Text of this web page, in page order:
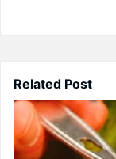
Related Post